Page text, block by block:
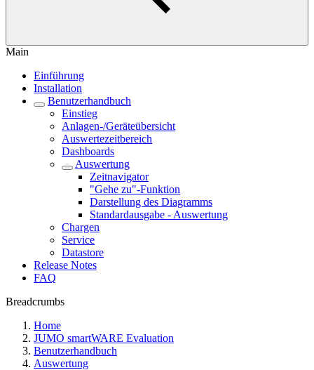
Main
Einführung
Installation
Benutzerhandbuch
Einstieg
Anlagen-/Geräteübersicht
Auswertezeitbereich
Dashboards
Auswertung
Zeitnavigator
"Gehe zu"-Funktion
Darstellung des Diagramms
Standardausgabe - Auswertung
Chargen
Service
Datastore
Release Notes
FAQ
Breadcrumbs
Home
JUMO smartWARE Evaluation
Benutzerhandbuch
Auswertung